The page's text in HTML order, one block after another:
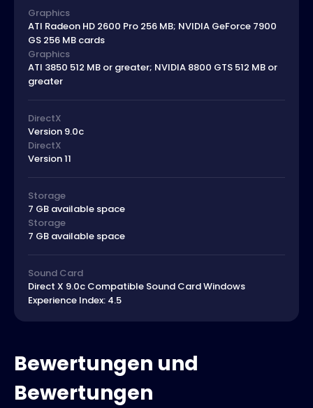
Graphics
ATI Radeon HD 2600 Pro 256 MB; NVIDIA GeForce 7900
GS 256 MB cards
Graphics
ATI 3850 512 MB or greater; NVIDIA 8800 GTS 512 MB or
greater
DirectX
Version 9.0c
DirectX
Version 11
Storage
7 GB available space
Storage
7 GB available space
Sound Card
Direct X 9.0c Compatible Sound Card Windows
Experience Index: 4.5
Bewertungen und
Bewertungen